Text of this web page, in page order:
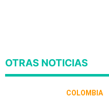
OTRAS NOTICIAS
COLOMBIA